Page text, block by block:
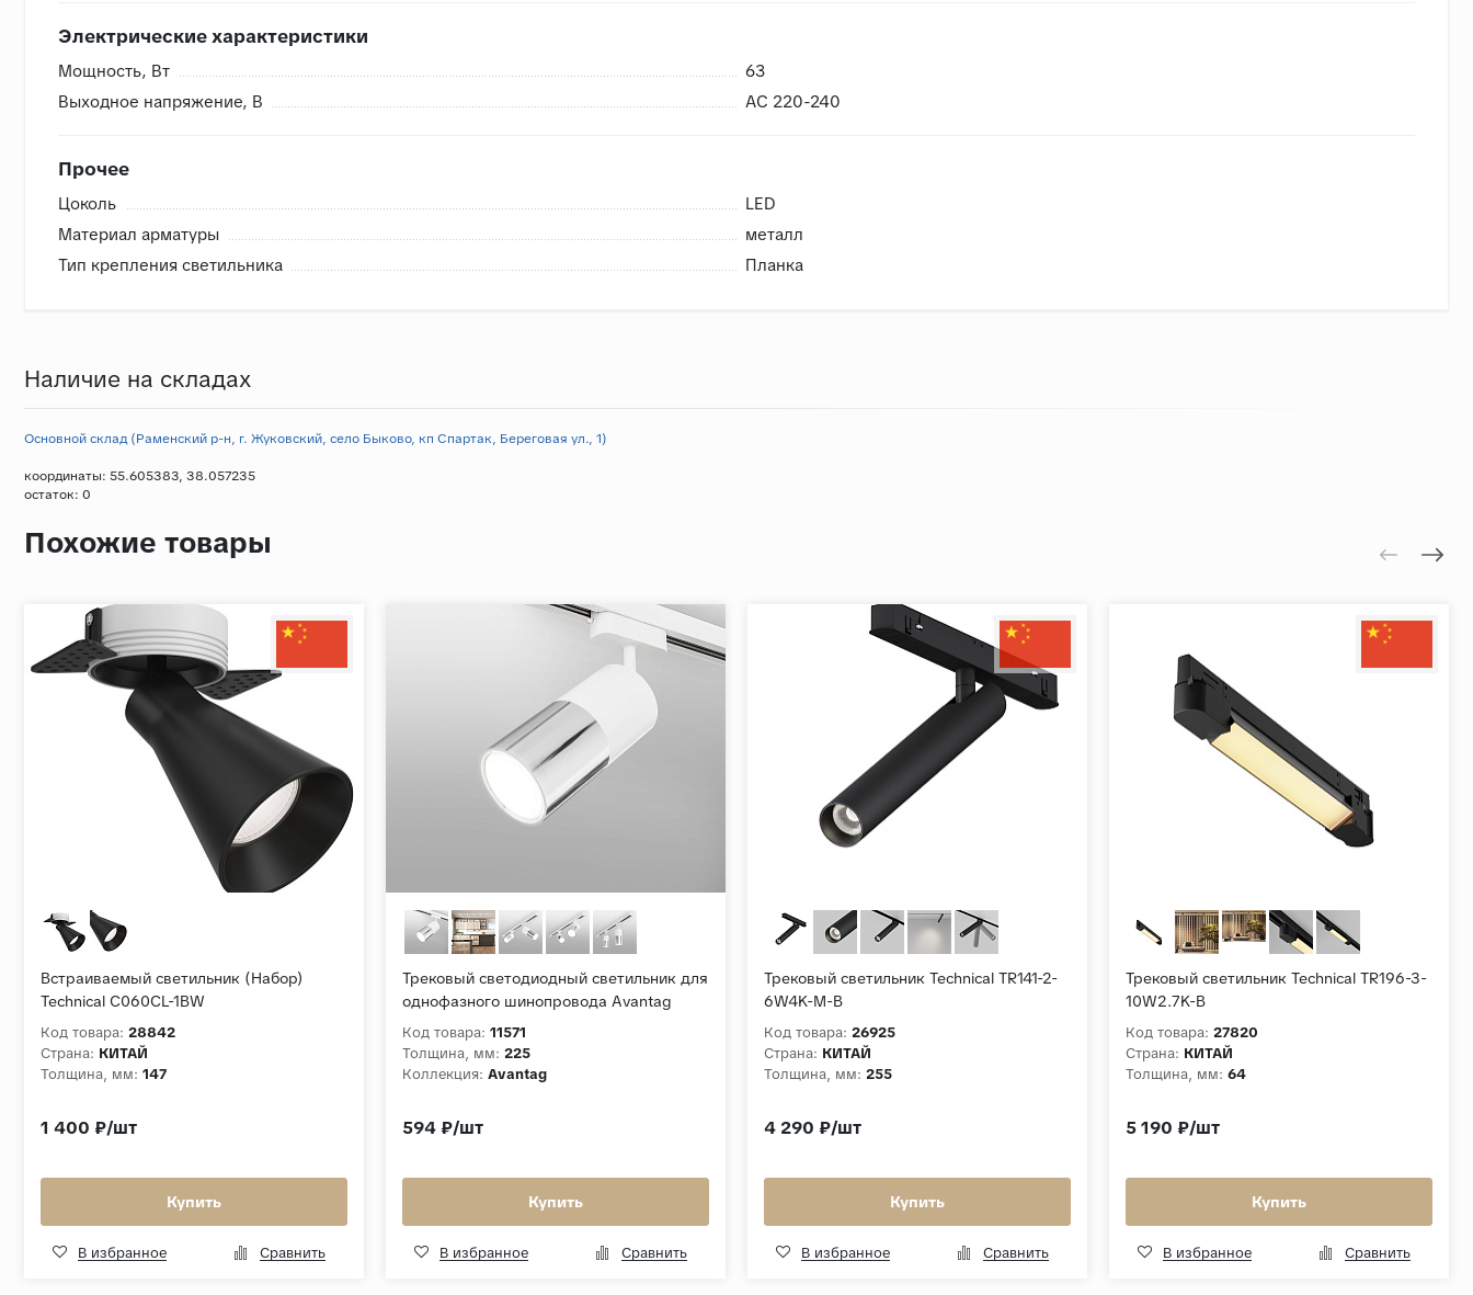
Электрические характеристики
Мощность, Вт
63
Выходное напряжение, В
AC 220-240
Прочее
Цоколь
LED
Материал арматуры
металл
Тип крепления светильника
Планка
Наличие на складах
Основной склад (Раменский р-н, г. Жуковский, село Быково, кп Спартак, Береговая ул., 1)
координаты: 55.605383, 38.057235
остаток: 0
Похожие товары
Встраиваемый светильник (Набор)
Technical C060CL-1BW
Код товара: 28842
Страна: КИТАЙ
Толщина, мм: 147
1 400 ₽/шт
Купить
В избранное Сравнить
Трековый светодиодный светильник для
однофазного шинопровода Avantag
Белый матовый/хром 6W 4200K LTB27
Код товара: 11571
Толщина, мм: 225
Коллекция: Avantag
594 ₽/шт
Купить
В избранное Сравнить
Трековый светильник Technical TR141-2-
6W4K-M-B
Код товара: 26925
Страна: КИТАЙ
Толщина, мм: 255
4 290 ₽/шт
Купить
В избранное Сравнить
Трековый светильник Technical TR196-3-
10W2.7K-B
Код товара: 27820
Страна: КИТАЙ
Толщина, мм: 64
5 190 ₽/шт
Купить
В избранное Сравнить